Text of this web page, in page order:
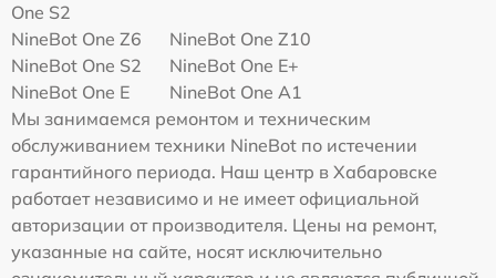
One S2
NineBot One Z6
NineBot One Z10
NineBot One S2
NineBot One E+
NineBot One E
NineBot One A1
Мы занимаемся ремонтом и техническим
обслуживанием техники NineBot по истечении
гарантийного периода. Наш центр в Хабаровске
работает независимо и не имеет официальной
авторизации от производителя. Цены на ремонт,
указанные на сайте, носят исключительно